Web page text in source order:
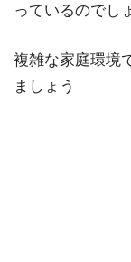
っているのでし
複雑な家庭環境
ましょう